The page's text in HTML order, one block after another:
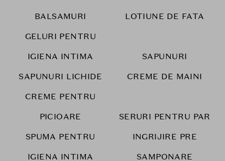
BALSAMURI
LOTIUNE DE FATA
GELURI PENTRU
IGIENA INTIMA
SAPUNURI
SAPUNURI LICHIDE
CREME DE MAINI
CREME PENTRU
PICIOARE
SERURI PENTRU PAR
SPUMA PENTRU
IGIENA INTIMA
INGRIJIRE PRE
SAMPONARE